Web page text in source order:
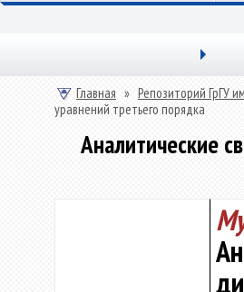
Главная » Репозиторий ГрГУ
уравнений третьего порядка
Аналитические